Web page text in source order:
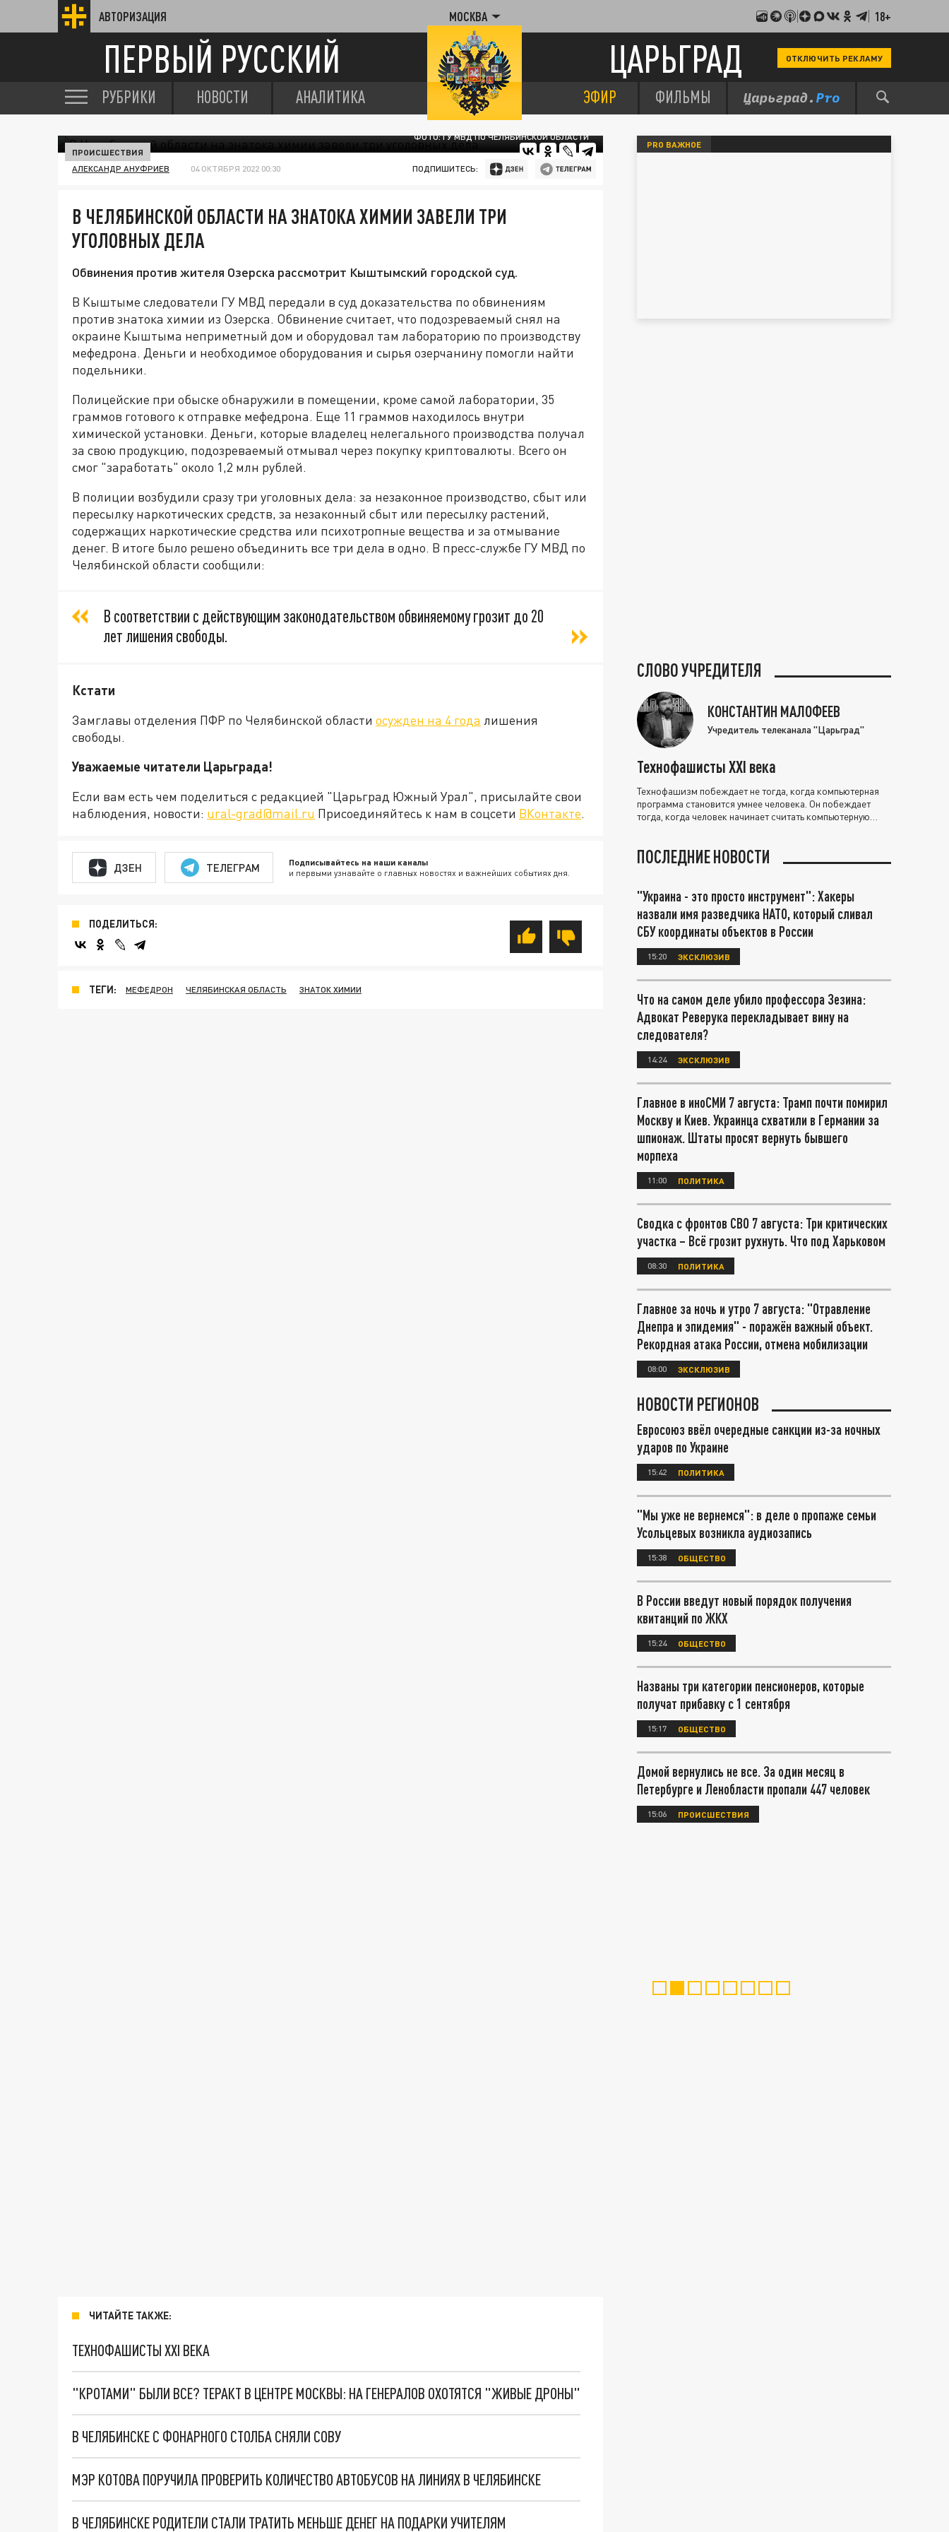
АВТОРИЗАЦИЯ МОСКВА 18+
ПЕРВЫЙ РУССКИЙ ЦАРЬГРАД ОТКЛЮЧИТЬ РЕКЛАМУ
РУБРИКИ НОВОСТИ АНАЛИТИКА ЭФИР ФИЛЬМЫ
ФОТО: ГУ МВД ПО ЧЕЛЯБИНСКОЙ ОБЛАСТИ
ПРОИСШЕСТВИЯ
АЛЕКСАНДР АНУФРИЕВ 04 ОКТЯБРЯ 2022 00:30 ПОДПИШИТЕСЬ:
В ЧЕЛЯБИНСКОЙ ОБЛАСТИ НА ЗНАТОКА ХИМИИ ЗАВЕЛИ ТРИ
УГОЛОВНЫХ ДЕЛА
Обвинения против жителя Озерска рассмотрит Кыштымский городской суд.
В Кыштыме следователи ГУ МВД передали в суд доказательства по обвинениям
против знатока химии из Озерска. Обвинение считает, что подозреваемый снял на
окраине Кыштыма неприметный дом и оборудовал там лабораторию по производству
мефедрона. Деньги и необходимое оборудования и сырья озерчанину помогли найти
подельники.
Полицейские при обыске обнаружили в помещении, кроме самой лаборатории, 35
граммов готового к отправке мефедрона. Еще 11 граммов находилось внутри
химической установки. Деньги, которые владелец нелегального производства получал
за свою продукцию, подозреваемый отмывал через покупку криптовалюты. Всего он
смог "заработать" около 1,2 млн рублей.
В полиции возбудили сразу три уголовных дела: за незаконное производство, сбыт или
пересылку наркотических средств, за незаконный сбыт или пересылку растений,
содержащих наркотические средства или психотропные вещества и за отмывание
денег. В итоге было решено объединить все три дела в одно. В пресс-службе ГУ МВД по
Челябинской области сообщили:
В соответствии с действующим законодательством обвиняемому грозит до 20
лет лишения свободы.
Кстати
Замглавы отделения ПФР по Челябинской области осужден на 4 года лишения
свободы.
Уважаемые читатели Царьграда!
Если вам есть чем поделиться с редакцией "Царьград Южный Урал", присылайте свои
наблюдения, новости: ural-grad@mail.ru Присоединяйтесь к нам в соцсети ВКонтакте.
ДЗЕН ТЕЛЕГРАМ Подписывайтесь на наши каналы
и первыми узнавайте о главных новостях и важнейших событиях дня.
ПОДЕЛИТЬСЯ:
ТЕГИ: МЕФЕДРОН ЧЕЛЯБИНСКАЯ ОБЛАСТЬ ЗНАТОК ХИМИИ
ЧИТАЙТЕ ТАКЖЕ:
ТЕХНОФАШИСТЫ XXI ВЕКА
"КРОТАМИ" БЫЛИ ВСЕ? ТЕРАКТ В ЦЕНТРЕ МОСКВЫ: НА ГЕНЕРАЛОВ ОХОТЯТСЯ "ЖИВЫЕ ДРОНЫ"
В ЧЕЛЯБИНСКЕ С ФОНАРНОГО СТОЛБА СНЯЛИ СОВУ
МЭР КОТОВА ПОРУЧИЛА ПРОВЕРИТЬ КОЛИЧЕСТВО АВТОБУСОВ НА ЛИНИЯХ В ЧЕЛЯБИНСКЕ
В ЧЕЛЯБИНСКЕ РОДИТЕЛИ СТАЛИ ТРАТИТЬ МЕНЬШЕ ДЕНЕГ НА ПОДАРКИ УЧИТЕЛЯМ
PRO ВАЖНОЕ
СЛОВО УЧРЕДИТЕЛЯ
КОНСТАНТИН МАЛОФЕЕВ
Учредитель телеканала "Царьград"
Технофашисты XXI века
Технофашизм побеждает не тогда, когда компьютерная
программа становится умнее человека. Он побеждает
тогда, когда человек начинает считать компьютерную
ПОСЛЕДНИЕ НОВОСТИ
"Украина - это просто инструмент": Хакеры
назвали имя разведчика НАТО, который сливал
СБУ координаты объектов в России
15:20 ЭКСКЛЮЗИВ
Что на самом деле убило профессора Зезина:
Адвокат Реверука перекладывает вину на
следователя?
14:24 ЭКСКЛЮЗИВ
Главное в иноСМИ 7 августа: Трамп почти помирил
Москву и Киев. Украинца схватили в Германии за
шпионаж. Штаты просят вернуть бывшего
морпеха
11:00 ПОЛИТИКА
Сводка с фронтов СВО 7 августа: Три критических
участка – Всё грозит рухнуть. Что под Харьковом
08:30 ПОЛИТИКА
Главное за ночь и утро 7 августа: "Отравление
Днепра и эпидемия" - поражён важный объект.
Рекордная атака России, отмена мобилизации
08:00 ЭКСКЛЮЗИВ
НОВОСТИ РЕГИОНОВ
Евросоюз ввёл очередные санкции из-за ночных
ударов по Украине
15:42 ПОЛИТИКА
"Мы уже не вернемся": в деле о пропаже семьи
Усольцевых возникла аудиозапись
15:38 ОБЩЕСТВО
В России введут новый порядок получения
квитанций по ЖКХ
15:24 ОБЩЕСТВО
Названы три категории пенсионеров, которые
получат прибавку с 1 сентября
15:17 ОБЩЕСТВО
Домой вернулись не все. За один месяц в
Петербурге и Ленобласти пропали 447 человек
15:06 ПРОИСШЕСТВИЯ